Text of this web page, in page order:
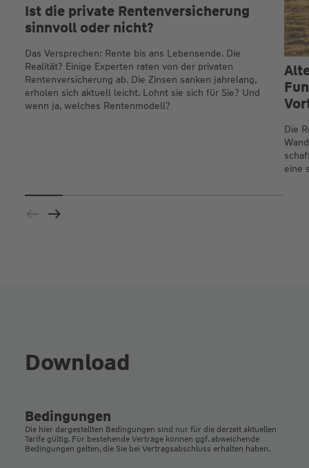
Ist die private Rentenversicherung
sinnvoll oder nicht?
Das Versprechen: Rente bis ans Lebensende. Die
Realität? Einige Experten raten von der privaten
Rentenversicherung ab. Die Zinsen sanken jahrelang,
erholen sich aktuell leicht. Lohnt sie sich für Sie? Und
wenn ja, welches Rentenmodell?
Die
eine
Download
Bedingungen
Die hier dargestellten Bedingungen sind nur für die derzeit aktuellen
Tarife gültig. Für bestehende Verträge können ggf. abweichende
Bedingungen gelten, die Sie bei Vertragsabschluss erhalten haben.